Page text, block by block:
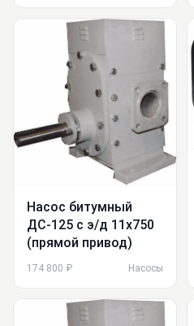
Насос битумный
ДС-125 с э/д 11х750
(прямой привод)
174 800 ₽ Насосы